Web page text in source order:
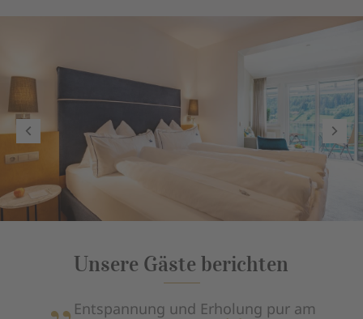
Unsere Gäste berichten
Entspannung und Erholung pur am